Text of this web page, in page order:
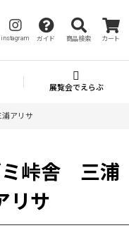
instagram ガイド 商品検索 カート
展覧会でえらぶ
アリサ
ミ峠舎 三浦
リサ